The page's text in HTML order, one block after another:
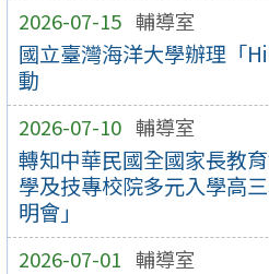
2026-07-15 輔導室
國立臺灣海洋大學辦理「
動
2026-07-10 輔導室
轉知中華民國全國家長教
學及技專校院多元入學高
明會」
2026-07-01 輔導室